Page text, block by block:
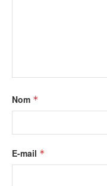
Nom *
E-mail *